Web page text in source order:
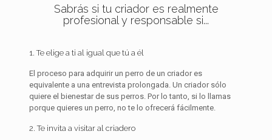
Sabrás si tu criador es realmente
profesional y responsable si...
1. Te elige a ti al igual que tú a él
El proceso para adquirir un perro de un criador es
equivalente a una entrevista prolongada. Un criador sólo
quiere el bienestar de sus perros. Por lo tanto, si lo llamas
porque quieres un perro, no te lo ofrecerá fácilmente.
2. Te invita a visitar al criadero